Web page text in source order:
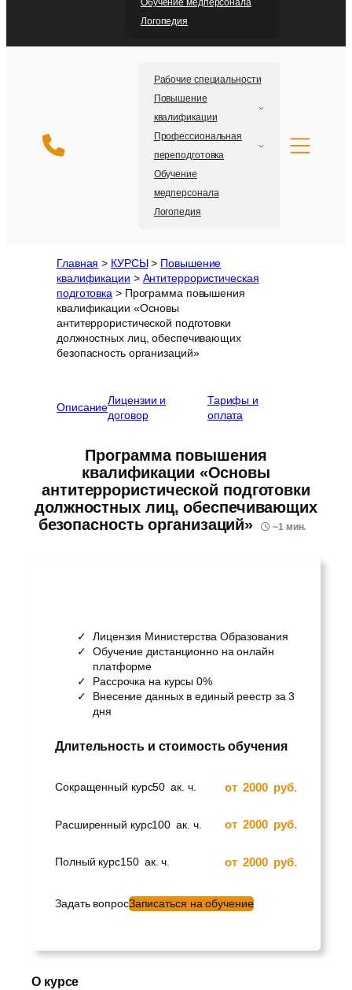
Логопедия
Рабочие специальности
Повышение
квалификации
Профессиональная
переподготовка
Обучение
медперсонала
Логопедия
Главная > КУРСЫ> Повышение
квалификации > Антитеррористическая
подготовка > Программа повышения
квалификации «Основы
антитеррористической подготовки
должностных лиц, обеспечивающих
безопасность организаций»
Описание
Лицензии и
договор
Тарифы и
оплата
Программа повышения
квалификации «Основы
антитеррористической подготовки
должностных лиц, обеспечивающих
безопасность организаций»
~1мин.
Лицензия Министерства Образования
Обучение дистанционно на онлайн
платформе
Рассрочка на курсы 0%
Внесение данных в единый реестр за 3
дня
Длительность и стоимость обучения
Сокращенный курс50 ак. ч. от 2000 руб.
Расширенный курс100 ак. ч. от 2000 руб.
Полный курс150 ак. ч. от 2000 руб.
Задать вопросЗаписаться на обучение
О курсе